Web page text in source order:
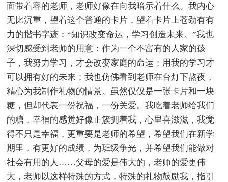
面带着容的老师，老师好像在向我暗示着什么。我内心
无比沉重，望着这个普通的卡片，望着卡片上苍劲有有
力的揩书字迹：“知识改变命运，学习创造未来。”我也
深切感受到老师的用意：作为一个不富有的人家的孩
子，我努力学习，才会改变家庭的命运；用我的学习才
可以拥有好的未来；我也仿佛看到老师在台灯下熬夜，
精心为我制作礼物的情景。虽然仅仅是一张卡片和一块
糖，但却代表一份祝福，一份关爱。我吃着老师给我们
的糖，幸福的感觉好像正簇拥着我，心里喜滋滋，我觉
得不只是幸福，更重要是老师的希望，希望我们在新学
期里，有更好的成绩，为班级争光，并希望我们能做对
社会有用的人……父母的爱是伟大的，老师的爱更伟
大，老师以这样特殊的方式，特殊的礼物鼓励我，指引